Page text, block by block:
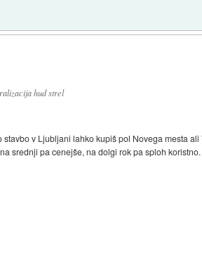
hud strel
v Ljubljani lahko kupiš pol Novega mesta
srednji pa cenejše, na dolgi rok pa sploh